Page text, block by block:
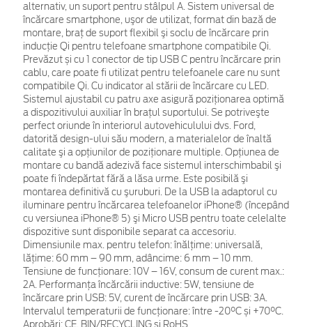
alternativ, un suport pentru stâlpul A. Sistem universal de
încărcare smartphone, uşor de utilizat, format din bază de
montare, braţ de suport flexibil şi soclu de încărcare prin
inducție Qi pentru telefoane smartphone compatibile Qi.
Prevăzut și cu 1 conector de tip USB C pentru încărcare prin
cablu, care poate fi utilizat pentru telefoanele care nu sunt
compatibile Qi. Cu indicator al stării de încărcare cu LED.
Sistemul ajustabil cu patru axe asigură poziţionarea optimă
a dispozitivului auxiliar în braţul suportului. Se potriveşte
perfect oriunde în interiorul autovehiculului dvs. Ford,
datorită design-ului său modern, a materialelor de înaltă
calitate şi a opţiunilor de poziţionare multiple. Opţiunea de
montare cu bandă adezivă face sistemul interschimbabil şi
poate fi îndepărtat fără a lăsa urme. Este posibilă şi
montarea definitivă cu şuruburi. De la USB la adaptorul cu
iluminare pentru încărcarea telefoanelor iPhone® (începând
cu versiunea iPhone® 5) şi Micro USB pentru toate celelalte
dispozitive sunt disponibile separat ca accesoriu.
Dimensiunile max. pentru telefon: înălțime: universală,
lățime: 60 mm – 90 mm, adâncime: 6 mm – 10 mm.
Tensiune de funcționare: 10V – 16V, consum de curent max.:
2A. Performanța încărcării inductive: 5W, tensiune de
încărcare prin USB: 5V, curent de încărcare prin USB: 3A.
Intervalul temperaturii de funcționare: între -20°C și +70°C.
Aprobări: CE, BIN/RECYCLING și RoHS